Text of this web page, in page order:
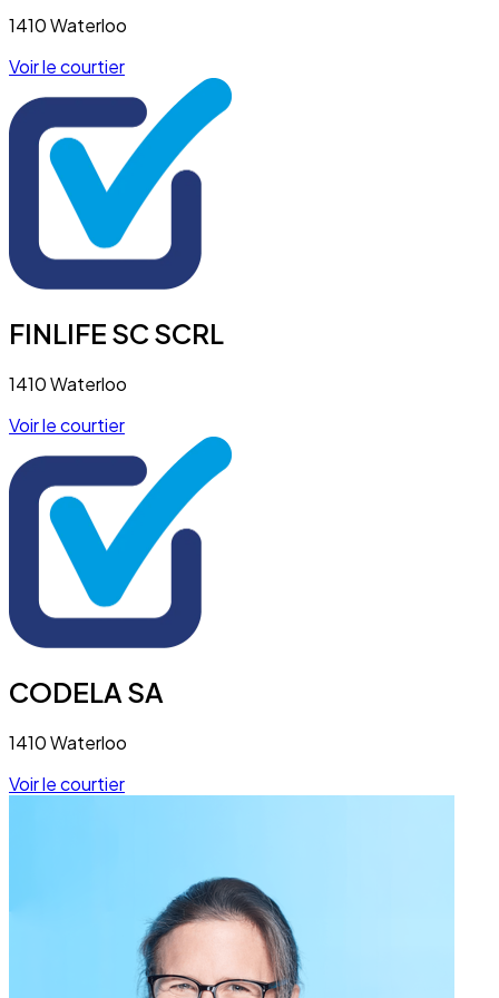
1410 Waterloo
Voir le courtier
FINLIFE SC SCRL
1410 Waterloo
Voir le courtier
CODELA SA
1410 Waterloo
Voir le courtier